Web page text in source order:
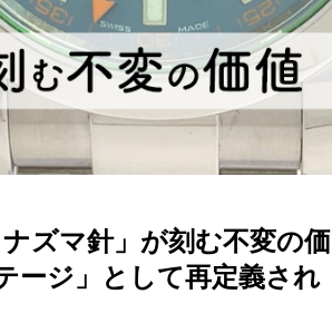
ズマ針」が刻む不変の価
ージ」として再定義され